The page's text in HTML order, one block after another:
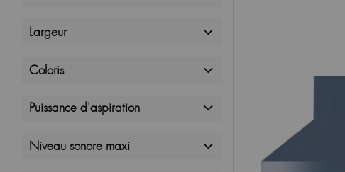
Largeur
Coloris
Puissance d'aspiration
Niveau sonore maxi